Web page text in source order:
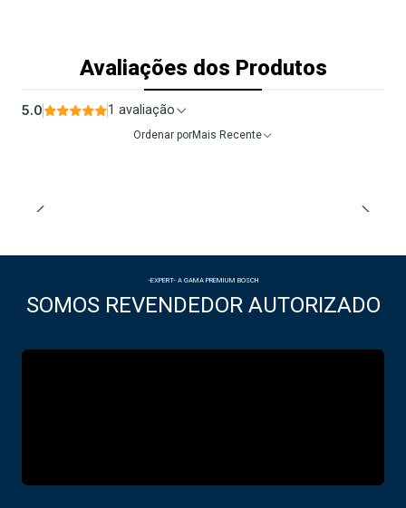
Avaliações dos Produtos
5.0 1 avaliação
Ordenar porMais Recente
-EXPERT- A GAMA PREMIUM BOSCH
SOMOS REVENDEDOR AUTORIZADO